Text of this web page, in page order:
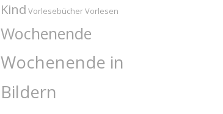
Kind VorlesebücherVorlesen
Wochenende
Wochenende in
Bildern